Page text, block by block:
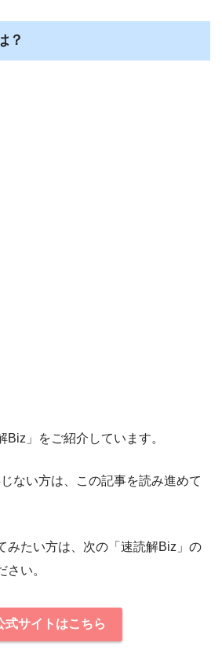
？
Biz」をご紹介しています。
ない方は、この記事を読み進めて
みたい方は、次の「速読解Biz」の
い。
式サイトはこちら